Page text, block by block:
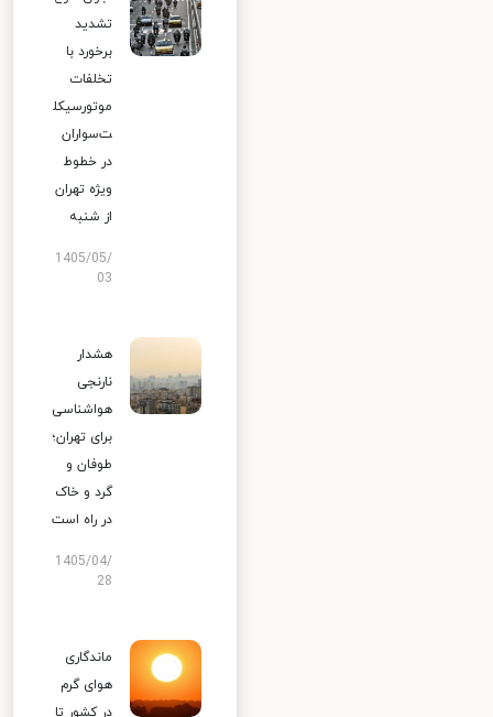
تشدید
برخورد با
تخلفات
موتورسیکل
ت‌سواران
در خطوط
ویژه تهران
از شنبه
1405/05/
03
هشدار
نارنجی
هواشناسی
برای تهران؛
طوفان و
گرد و خاک
در راه است
1405/04/
28
ماندگاری
هوای گرم
در کشور تا